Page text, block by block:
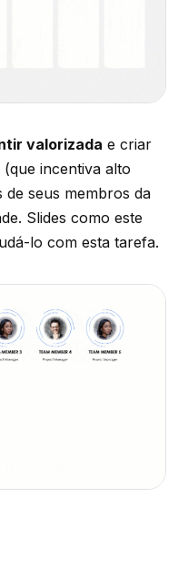
valorizada e criar
incentiva alto
seus membros da
Slides como este
lo com esta tarefa.